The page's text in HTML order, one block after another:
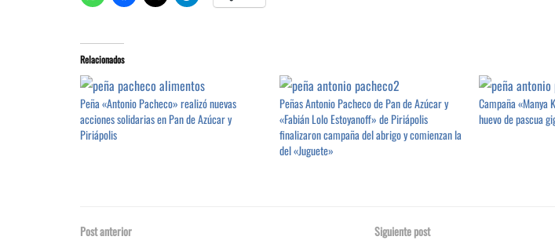
Relacionados
Peña «Antonio Pacheco» realizó nuevas
acciones solidarias en Pan de Azúcar y
Piriápolis
Peñas Antonio Pacheco de Pan de Azúcar y
«Fabián Lolo Estoyanoff» de Piriápolis
finalizaron campaña del abrigo y comienzan la
del «Juguete»
Campaña «Manya
huevo de pascua
Post anterior Siguiente post